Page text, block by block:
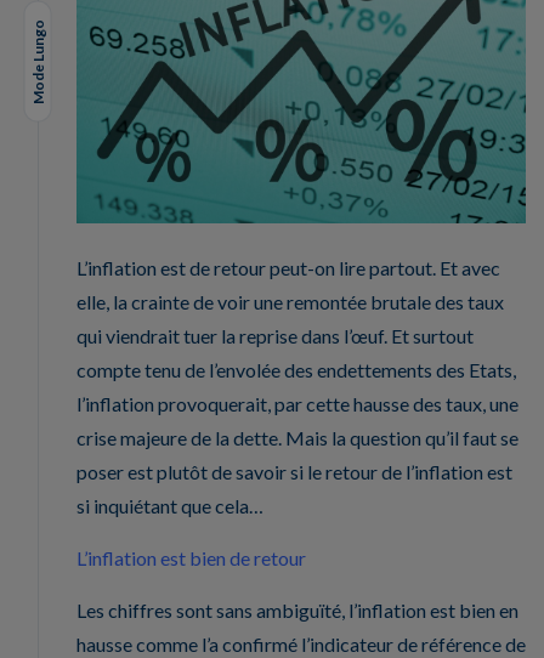
Mode Lungo
L’inflation est de retour peut-on lire partout. Et avec
elle, la crainte de voir une remontée brutale des taux
qui viendrait tuer la reprise dans l’œuf. Et surtout
compte tenu de l’envolée des endettements des Etats,
l’inflation provoquerait, par cette hausse des taux, une
crise majeure de la dette. Mais la question qu’il faut se
poser est plutôt de savoir si le retour de l’inflation est
si inquiétant que cela…
L’inflation est bien de retour
Les chiffres sont sans ambiguïté, l’inflation est bien en
hausse comme l’a confirmé l’indicateur de référence de